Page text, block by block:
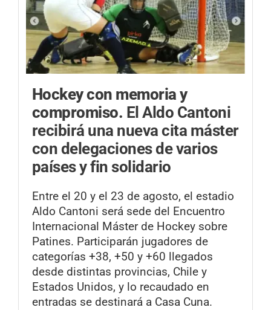
Hockey con memoria y
compromiso. El Aldo Cantoni
recibirá una nueva cita máster
con delegaciones de varios
países y fin solidario
Entre el 20 y el 23 de agosto, el estadio
Aldo Cantoni será sede del Encuentro
Internacional Máster de Hockey sobre
Patines. Participarán jugadores de
categorías +38, +50 y +60 llegados
desde distintas provincias, Chile y
Estados Unidos, y lo recaudado en
entradas se destinará a Casa Cuna.